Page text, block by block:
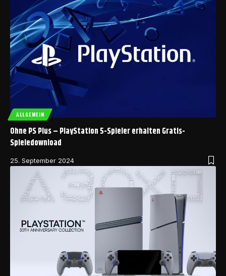
ALLGEMEIN
Ohne PS Plus – PlayStation 5-Spieler erhalten Gratis-
Spieledownload
25. September 2024